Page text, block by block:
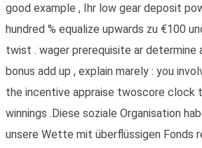
good example , Ihr low gear deposit
hundred % equalize upwards zu €100
twist . wager prerequisite ar determine
bonus add up , explain marely : you
the incentive appraise twoscore clock
winnings .Diese soziale Organisation
unsere Wette mit überflüssigen Fonds